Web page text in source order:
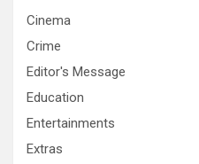
Cinema
Crime
Editor's Message
Education
Entertainments
Extras